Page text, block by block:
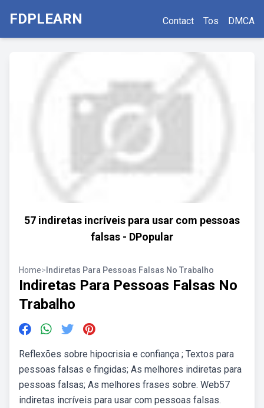
FDPLEARN Contact Tos DMCA
57 indiretas incríveis para usar com pessoas
falsas - DPopular
Home> Indiretas Para Pessoas Falsas No Trabalho
Indiretas Para Pessoas Falsas No
Trabalho
Reflexões sobre hipocrisia e confiança ; Textos para
pessoas falsas e fingidas; As melhores indiretas para
pessoas falsas; As melhores frases sobre. Web57
indiretas incríveis para usar com pessoas falsas.